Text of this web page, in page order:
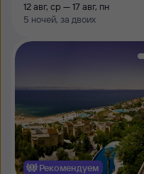
12 авг, ср — 17 авг, пн
5 ночей, за двоих
Рекомендуем